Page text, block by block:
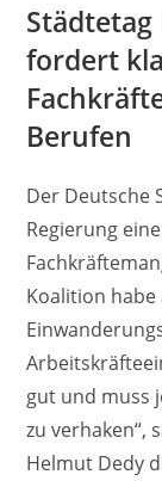
fordert
Berufen
Der Deutsche
Regierung
Koalition habe
gut und muss
zu verhaken“,
Helmut Dedy